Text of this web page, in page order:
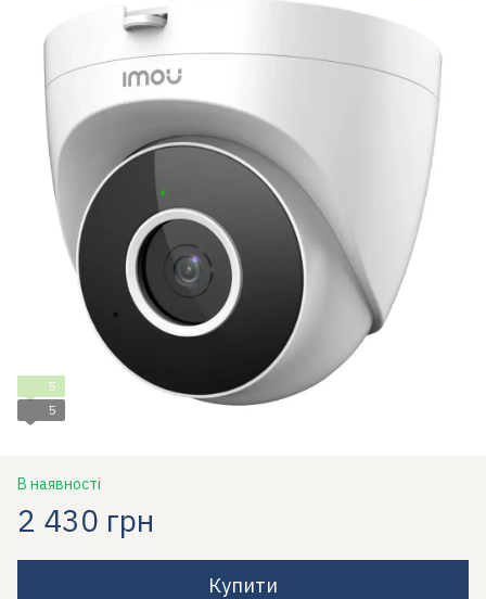
5
5
В наявності
2 430 грн
Купити